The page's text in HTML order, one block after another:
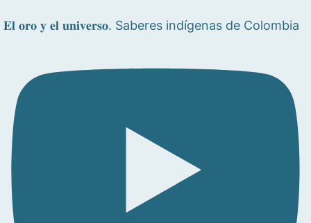
𝐄𝐥 𝐨𝐫𝐨 𝐲 𝐞𝐥 𝐮𝐧𝐢𝐯𝐞𝐫𝐬𝐨. Saberes indígenas de Colombia